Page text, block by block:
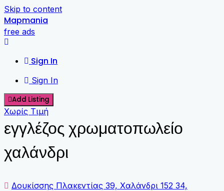
Skip to content
Mapmania
free ads
Sign In
Sign In
Add Listing
Χωρίς Τιμή
εγγλέζος χρωματοπωλείο
χαλάνδρι
Δουκίσσης Πλακεντίας 39, Χαλάνδρι 152 34,